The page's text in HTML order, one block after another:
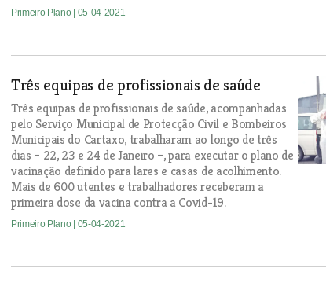
Primeiro Plano | 05-04-2021
Três equipas de profissionais de saúde
Três equipas de profissionais de saúde, acompanhadas
pelo Serviço Municipal de Protecção Civil e Bombeiros
Municipais do Cartaxo, trabalharam ao longo de três
dias – 22, 23 e 24 de Janeiro –, para executar o plano de
vacinação definido para lares e casas de acolhimento.
Mais de 600 utentes e trabalhadores receberam a
primeira dose da vacina contra a Covid-19.
Primeiro Plano | 05-04-2021